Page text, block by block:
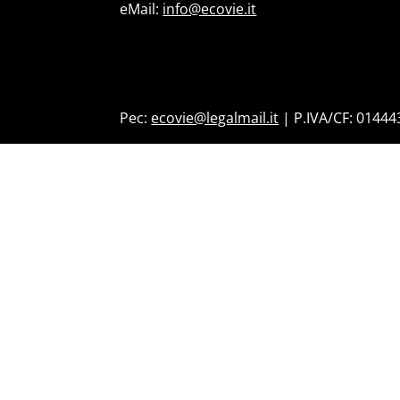
eMail: info@ecovie.it
Pec: ecovie@legalmail.it | P.IVA/CF: